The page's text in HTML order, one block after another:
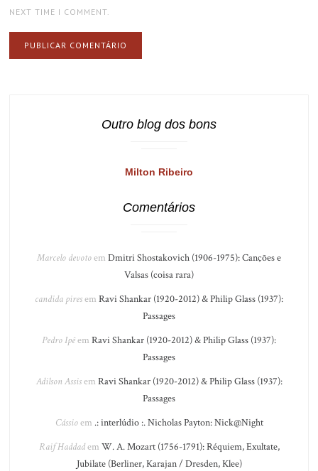
NEXT TIME I COMMENT.
Outro blog dos bons
Milton Ribeiro
Comentários
Marcelo devotoem Dmitri Shostakovich (1906-1975): Canções e
Valsas (coisa rara)
candida piresem Ravi Shankar (1920-2012) & Philip Glass (1937):
Passages
Pedro Ipêem Ravi Shankar (1920-2012) & Philip Glass (1937):
Passages
Adilson Assisem Ravi Shankar (1920-2012) & Philip Glass (1937):
Passages
Cássioem .: interlúdio :. Nicholas Payton: Nick@Night
Raif Haddadem W. A. Mozart (1756-1791): Réquiem, Exultate,
Jubilate (Berliner, Karajan / Dresden, Klee)